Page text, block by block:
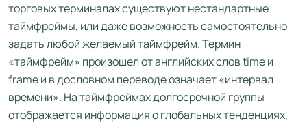
торговых терминалах существуют нестандартные
таймфреймы, или даже возможность самостоятельно
задать любой желаемый таймфрейм. Термин
«таймфрейм» произошел от английских слов time и
frame и в дословном переводе означает «интервал
времени». На таймфреймах долгосрочной группы
отображается информация о глобальных тенденциях,